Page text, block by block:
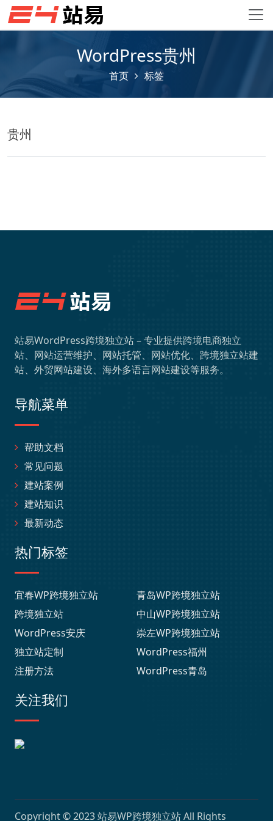
WordPress贵州
首页 标签
贵州
站易WordPress跨境独立站 – 专业提供跨境电商独立
站、网站运营维护、网站托管、网站优化、跨境独立站建
站、外贸网站建设、海外多语言网站建设等服务。
导航菜单
帮助文档
常见问题
建站案例
建站知识
最新动态
热门标签
宜春WP跨境独立站
青岛WP跨境独立站
跨境独立站
中山WP跨境独立站
WordPress安庆
崇左WP跨境独立站
独立站定制
WordPress福州
注册方法
WordPress青岛
关注我们
Copyright © 2023站易WP跨境独立站All Rights